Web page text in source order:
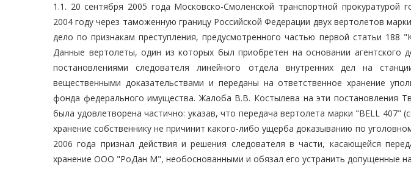
1.1. 20 сентября 2005 года Московско-Смоленской транспортной
2004 году через таможенную границу Российской Федерации двух вертолетов
дело по признакам преступления, предусмотренного частью первой статьи 188
Данные вертолеты, один из которых был приобретен на основании агентского
постановлениями следователя линейного отдела внутренних дел на
вещественными доказательствами и переданы на ответственное хранение
фонда федерального имущества. Жалоба В.В. Костылева на эти постановления
была удовлетворена частично: указав, что передача вертолета марки "BELL 407"
хранение собственнику не причинит какого-либо ущерба доказыванию по
2006 года признал действия и решения следователя в части, касающейся
хранение ООО "РоДан М", необоснованными и обязал его устранить допущенные